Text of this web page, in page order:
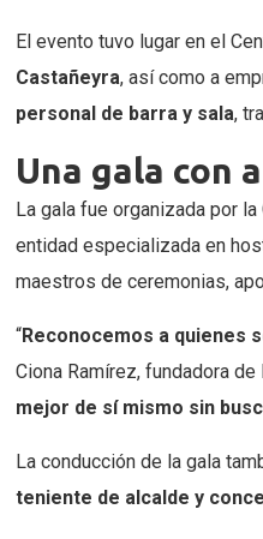
El evento tuvo lugar en el
Castañeyra, así como a
personal de barra y sala,
Una gala con
La gala fue organizada por
entidad especializada en
maestros de ceremonias,
“Reconocemos a quienes
Ciona Ramírez, fundadora
mejor de sí mismo sin
La conducción de la gala
teniente de alcalde y